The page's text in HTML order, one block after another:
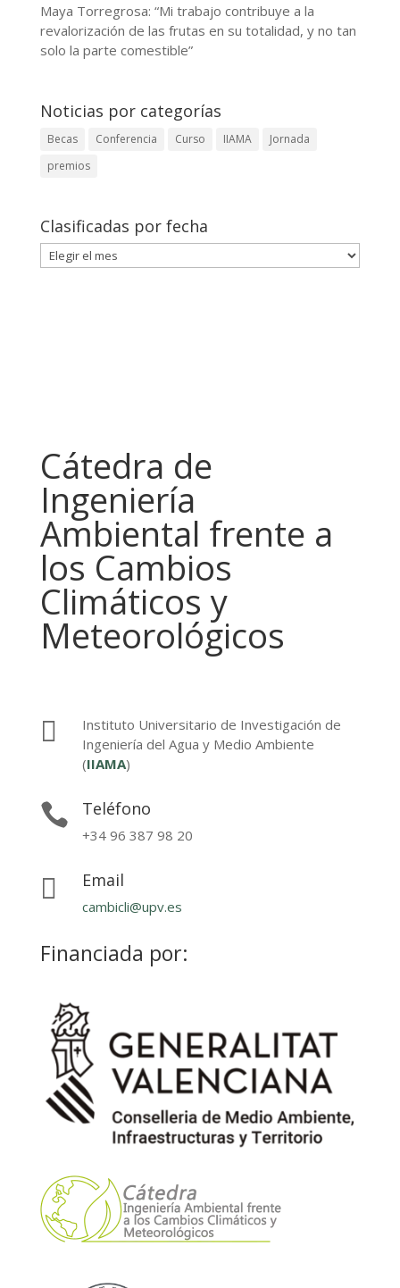
Maya Torregrosa: “Mi trabajo contribuye a la
revalorización de las frutas en su totalidad, y no tan
solo la parte comestible”
Noticias por categorías
Becas Conferencia Curso IIAMA
Jornada
premios
Clasificadas por fecha
Clasificadas
por
Cátedra de
Ingeniería
Ambiental frente a
los Cambios
Climáticos y
Meteorológicos

Instituto Universitario de Investigación de
Ingeniería del Agua y Medio Ambiente
(IIAMA)
 Teléfono
+34 96 387 98 20
 Email
cambicli@upv.es
Financiada por: